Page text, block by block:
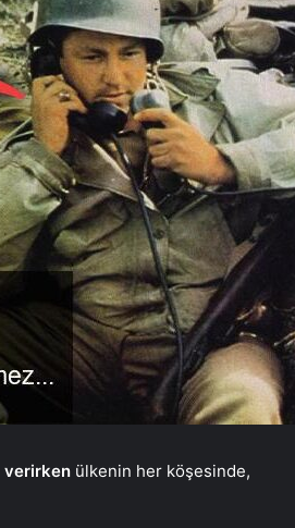
verirken ülkenin her köşesinde,